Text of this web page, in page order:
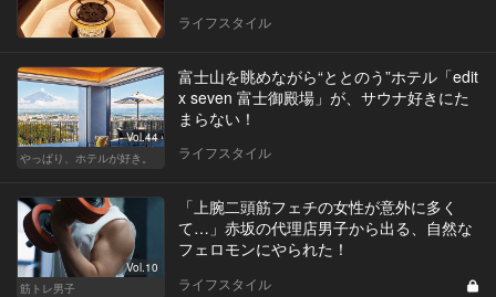
ライフスタイル
Vol.44
やっぱり、ホテルが好き。
富士山を眺めながら“ととのう”ホテル「edit
x seven 富士御殿場」が、サウナ好きにた
まらない！
ライフスタイル
Vol.10
筋トレ男子
「上腕二頭筋フェチの女性が意外に多く
て…」赤坂の代理店男子から出る、自然な
フェロモンにやられた！
ライフスタイル